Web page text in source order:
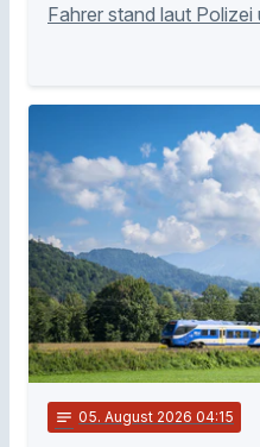
Fahrer stand laut
notes 05. August 2026 04:15